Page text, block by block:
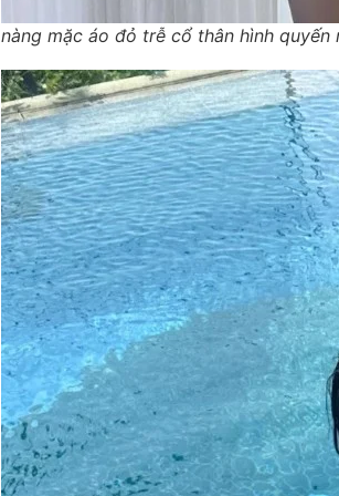
nàng mặc áo đỏ trễ cổ thân hình quyến